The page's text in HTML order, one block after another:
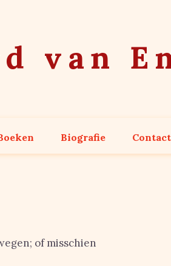
van
Biografie Contact